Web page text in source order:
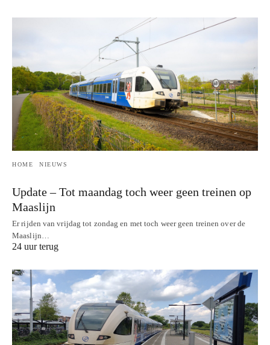
HOME NIEUWS
Update – Tot maandag toch weer geen treinen op
Maaslijn
Er rijden van vrijdag tot zondag en met toch weer geen treinen over de
Maaslijn…
24 uur terug